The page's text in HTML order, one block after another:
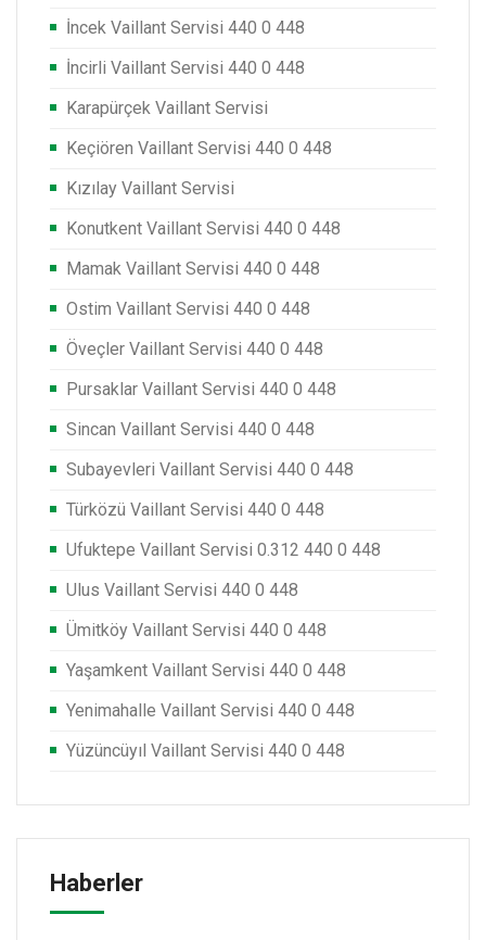
İncek Vaillant Servisi 440 0 448
İncirli Vaillant Servisi 440 0 448
Karapürçek Vaillant Servisi
Keçiören Vaillant Servisi 440 0 448
Kızılay Vaillant Servisi
Konutkent Vaillant Servisi 440 0 448
Mamak Vaillant Servisi 440 0 448
Ostim Vaillant Servisi 440 0 448
Öveçler Vaillant Servisi 440 0 448
Pursaklar Vaillant Servisi 440 0 448
Sincan Vaillant Servisi 440 0 448
Subayevleri Vaillant Servisi 440 0 448
Türközü Vaillant Servisi 440 0 448
Ufuktepe Vaillant Servisi 0.312 440 0 448
Ulus Vaillant Servisi 440 0 448
Ümitköy Vaillant Servisi 440 0 448
Yaşamkent Vaillant Servisi 440 0 448
Yenimahalle Vaillant Servisi 440 0 448
Yüzüncüyıl Vaillant Servisi 440 0 448
Haberler